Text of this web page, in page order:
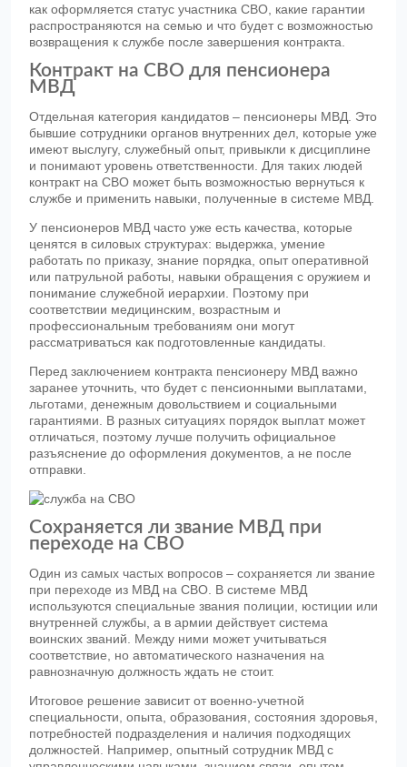
как оформляется статус участника СВО, какие гарантии
распространяются на семью и что будет с возможностью
возвращения к службе после завершения контракта.
Контракт на СВО для пенсионера
МВД
Отдельная категория кандидатов – пенсионеры МВД. Это
бывшие сотрудники органов внутренних дел, которые уже
имеют выслугу, служебный опыт, привыкли к дисциплине
и понимают уровень ответственности. Для таких людей
контракт на СВО может быть возможностью вернуться к
службе и применить навыки, полученные в системе МВД.
У пенсионеров МВД часто уже есть качества, которые
ценятся в силовых структурах: выдержка, умение
работать по приказу, знание порядка, опыт оперативной
или патрульной работы, навыки обращения с оружием и
понимание служебной иерархии. Поэтому при
соответствии медицинским, возрастным и
профессиональным требованиям они могут
рассматриваться как подготовленные кандидаты.
Перед заключением контракта пенсионеру МВД важно
заранее уточнить, что будет с пенсионными выплатами,
льготами, денежным довольствием и социальными
гарантиями. В разных ситуациях порядок выплат может
отличаться, поэтому лучше получить официальное
разъяснение до оформления документов, а не после
отправки.
Сохраняется ли звание МВД при
переходе на СВО
Один из самых частых вопросов – сохраняется ли звание
при переходе из МВД на СВО. В системе МВД
используются специальные звания полиции, юстиции или
внутренней службы, а в армии действует система
воинских званий. Между ними может учитываться
соответствие, но автоматического назначения на
равнозначную должность ждать не стоит.
Итоговое решение зависит от военно-учетной
специальности, опыта, образования, состояния здоровья,
потребностей подразделения и наличия подходящих
должностей. Например, опытный сотрудник МВД с